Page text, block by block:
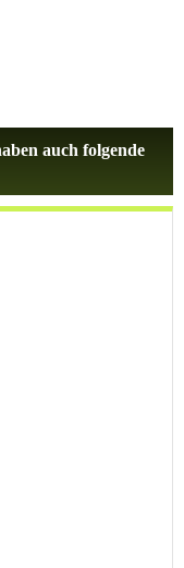
auch folgende